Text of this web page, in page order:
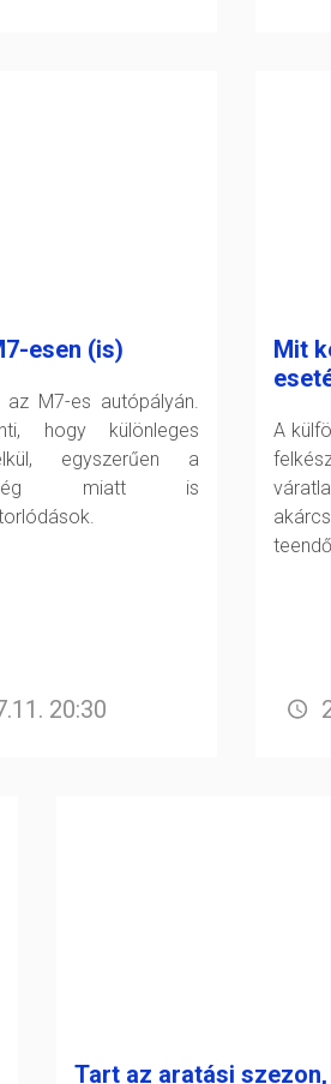
esen (is)
M7-es autópályán.
hogy különleges
egyszerűen a
miatt is
20:30
Mit
A
Tart az aratási szezon,